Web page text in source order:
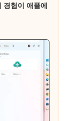
경험이 애플에